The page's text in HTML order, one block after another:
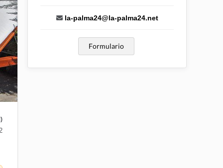
la-palma24@la-palma24.net
Formulario